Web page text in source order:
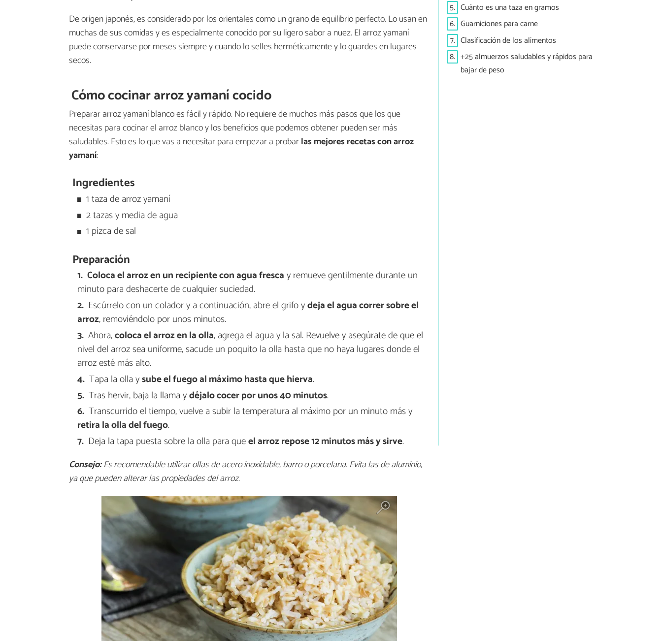
De origen japonés, es considerado por los orientales como un grano de equilibrio perfecto. Lo usan en
muchas de sus comidas y es especialmente conocido por su ligero sabor a nuez. El arroz yamaní
puede conservarse por meses siempre y cuando lo selles herméticamente y lo guardes en lugares
secos.
Cómo cocinar arroz yamaní cocido
Preparar arroz yamaní blanco es fácil y rápido. No requiere de muchos más pasos que los que
necesitas para cocinar el arroz blanco y los beneficios que podemos obtener pueden ser más
saludables. Esto es lo que vas a necesitar para empezar a probarlas mejores recetas con arroz
yamaní:
Ingredientes
1 taza de arroz yamaní
2 tazas y media de agua
1 pizca de sal
Preparación
Coloca el arroz en un recipiente con agua frescay remueve gentilmente durante un
minuto para deshacerte de cualquier suciedad.
Escúrrelo con un colador y a continuación, abre el grifo ydeja el agua correr sobre el
arroz, removiéndolo por unos minutos.
Ahora,coloca el arroz en la olla, agrega el agua y la sal. Revuelve y asegúrate de que el
nivel del arroz sea uniforme, sacude un poquito la olla hasta que no haya lugares donde el
arroz esté más alto.
Tapa la olla ysube el fuego al máximo hasta que hierva.
Tras hervir, baja la llama ydéjalo cocer por unos 40 minutos.
Transcurrido el tiempo, vuelve a subir la temperatura al máximo por un minuto más y
retira la olla del fuego.
Deja la tapa puesta sobre la olla para queel arroz repose 12 minutos más y sirve.
Consejo:Es recomendable utilizar ollas de acero inoxidable, barro o porcelana. Evita las de aluminio,
ya que pueden alterar las propiedades del arroz.
5. Cuánto es una taza en gramos
6. Guarniciones para carne
7. Clasificación de los alimentos
8. +25 almuerzos saludables y rápidos para
bajar de peso